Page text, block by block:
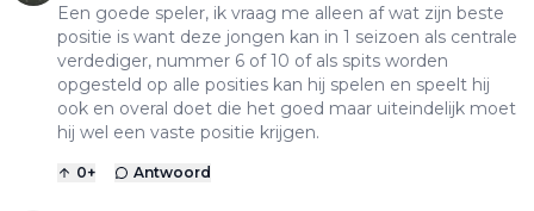
Een goede speler, ik vraag me alleen af wat zijn beste
positie is want deze jongen kan in 1 seizoen als centrale
verdediger, nummer 6 of 10 of als spits worden
opgesteld op alle posities kan hij spelen en speelt hij
ook en overal doet die het goed maar uiteindelijk moet
hij wel een vaste positie krijgen.
0+ Antwoord